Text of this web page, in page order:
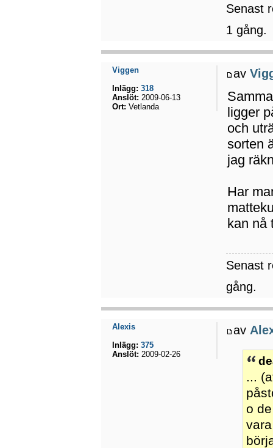
Senast
1 gång.
av
ligger
och
sorten
jag
Har
kan nå
Senast
gång.
Viggen
Inlägg: 318
Anslöt: 2009-06-13
Ort: Vetlanda
av
...
o
Alexis
Inlägg: 375
Anslöt: 2009-02-26